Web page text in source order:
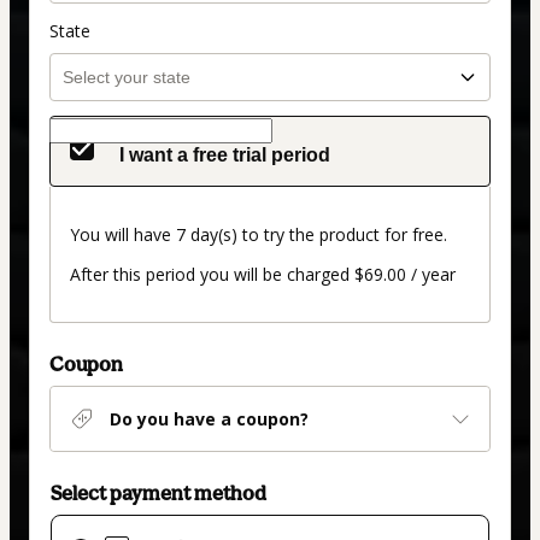
State
I want a free trial period
You will have 7 day(s) to try the product for free.
After this period you will be charged $69.00 / year
Coupon
Do you have a coupon?
Select payment method
Card